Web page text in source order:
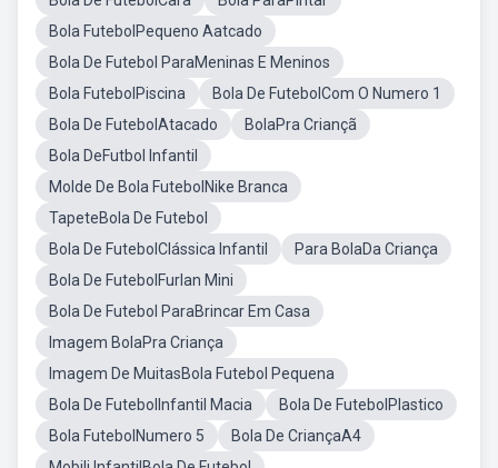
Bola FutebolPequeno Aatcado
Bola De Futebol ParaMeninas E Meninos
Bola FutebolPiscina
Bola De FutebolCom O Numero 1
Bola De FutebolAtacado
BolaPra Criançã
Bola DeFutbol Infantil
Molde De Bola FutebolNike Branca
TapeteBola De Futebol
Bola De FutebolClássica Infantil
Para BolaDa Criança
Bola De FutebolFurlan Mini
Bola De Futebol ParaBrincar Em Casa
Imagem BolaPra Criança
Imagem De MuitasBola Futebol Pequena
Bola De FutebolInfantil Macia
Bola De FutebolPlastico
Bola FutebolNumero 5
Bola De CriançaA4